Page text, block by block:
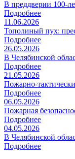
В преддверии 100-
Подробнее
11.06.2026
Тополиный пух:
Подробнее
26.05.2026
В Челябинской
Подробнее
21.05.2026
Пожарно-
Подробнее
06.05.2026
Пожарная
Подробнее
04.05.2026
В Челябинской
Подробнее